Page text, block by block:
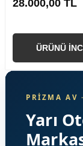
28.000,00 TL
ÜRÜNÜ
PRIZMA AV
Yarı